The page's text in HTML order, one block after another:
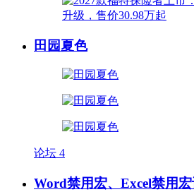
田园夏色
论坛 4
Word禁用宏、Excel禁用